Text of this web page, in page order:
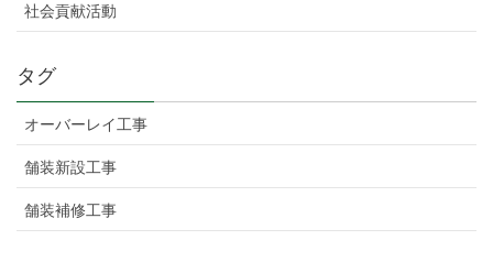
社会貢献活動
タグ
オーバーレイ工事
舗装新設工事
舗装補修工事